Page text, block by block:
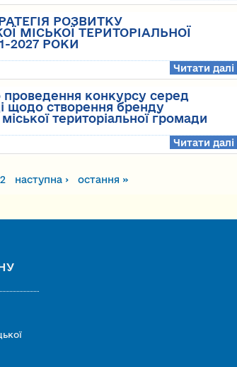
РОЗВИТКУ
МІСЬКОЇ ТЕРИТОРІАЛЬНОЇ
2027 РОКИ
Читати далі
конкурсу серед
щодо створення бренду
територіальної громади
Читати далі
2 наступна › остання »